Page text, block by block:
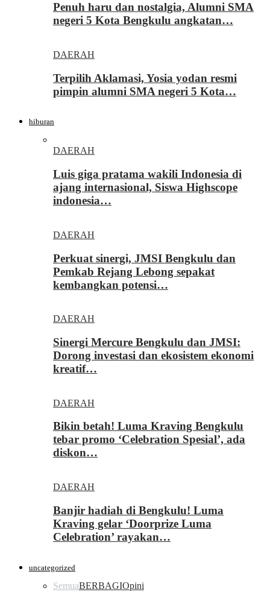
Penuh haru dan nostalgia, Alumni SMA
negeri 5 Kota Bengkulu angkatan…
DAERAH
Terpilih Aklamasi, Yosia yodan resmi
pimpin alumni SMA negeri 5 Kota…
hiburan
DAERAH
Luis giga pratama wakili Indonesia di
ajang internasional, Siswa Highscope
indonesia…
DAERAH
Perkuat sinergi, JMSI Bengkulu dan
Pemkab Rejang Lebong sepakat
kembangkan potensi…
DAERAH
Sinergi Mercure Bengkulu dan JMSI:
Dorong investasi dan ekosistem ekonomi
kreatif…
DAERAH
Bikin betah! Luma Kraving Bengkulu
tebar promo ‘Celebration Spesial’, ada
diskon…
DAERAH
Banjir hadiah di Bengkulu! Luma
Kraving gelar ‘Doorprize Luma
Celebration’ rayakan…
uncategorized
SemuaBERBAGIOpini